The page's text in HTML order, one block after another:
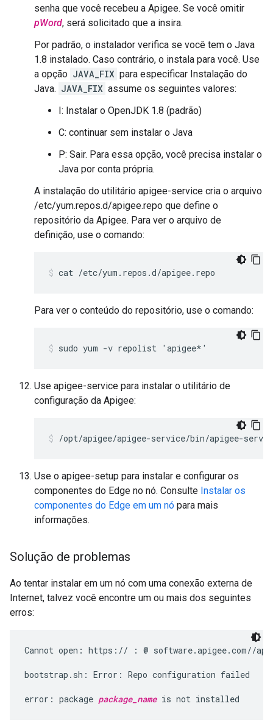
senha que você recebeu a Apigee. Se você omitir
pWord, será solicitado que a insira.
Por padrão, o instalador verifica se você tem o Java
1.8 instalado. Caso contrário, o instala para você. Use
a opção JAVA_FIX para especificar Instalação do
Java. JAVA_FIX assume os seguintes valores:
I: Instalar o OpenJDK 1.8 (padrão)
C: continuar sem instalar o Java
P: Sair. Para essa opção, você precisa instalar o
Java por conta própria.
A instalação do utilitário apigee-service cria o arquivo
/etc/yum.repos.d/apigee.repo que define o
repositório da Apigee. Para ver o arquivo de
definição, use o comando:
cat /etc/yum.repos.d/apigee.repo
Para ver o conteúdo do repositório, use o comando:
sudo yum -v repolist 'apigee*'
Use apigee-service para instalar o utilitário de
configuração da Apigee:
/opt/apigee/apigee-service/bin/apigee-
Use o apigee-setup para instalar e configurar os
componentes do Edge no nó. Consulte Instalar os
componentes do Edge em um nó para mais
informações.
Solução de problemas
Ao tentar instalar em um nó com uma conexão externa de
Internet, talvez você encontre um ou mais dos seguintes
erros:
Cannot open: https:// : @ software.apigee.com//
bootstrap.sh: Error: Repo configuration failed
error: package package_name is not installed